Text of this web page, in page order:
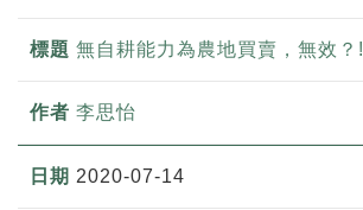
無自耕能力為農地買賣，無效？!
李思怡
2020-07-14